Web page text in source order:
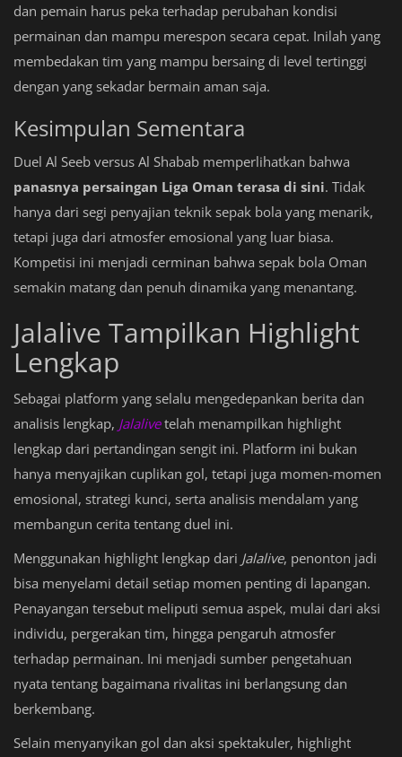
dan pemain harus peka terhadap perubahan kondisi
permainan dan mampu merespon secara cepat. Inilah yang
membedakan tim yang mampu bersaing di level tertinggi
dengan yang sekadar bermain aman saja.
Kesimpulan Sementara
Duel Al Seeb versus Al Shabab memperlihatkan bahwa
panasnya persaingan Liga Oman terasa di sini. Tidak
hanya dari segi penyajian teknik sepak bola yang menarik,
tetapi juga dari atmosfer emosional yang luar biasa.
Kompetisi ini menjadi cerminan bahwa sepak bola Oman
semakin matang dan penuh dinamika yang menantang.
Jalalive Tampilkan Highlight
Lengkap
Sebagai platform yang selalu mengedepankan berita dan
analisis lengkap, Jalalivetelah menampilkan highlight
lengkap dari pertandingan sengit ini. Platform ini bukan
hanya menyajikan cuplikan gol, tetapi juga momen-momen
emosional, strategi kunci, serta analisis mendalam yang
membangun cerita tentang duel ini.
Menggunakan highlight lengkap dari Jalalive, penonton jadi
bisa menyelami detail setiap momen penting di lapangan.
Penayangan tersebut meliputi semua aspek, mulai dari aksi
individu, pergerakan tim, hingga pengaruh atmosfer
terhadap permainan. Ini menjadi sumber pengetahuan
nyata tentang bagaimana rivalitas ini berlangsung dan
berkembang.
Selain menyanyikan gol dan aksi spektakuler, highlight